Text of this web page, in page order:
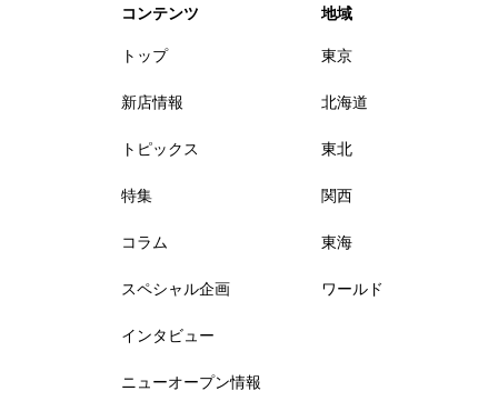
コンテンツ
トップ
新店情報
トピックス
特集
コラム
スペシャル企画
インタビュー
ニューオープン情報
地域
東京
北海道
東北
関西
東海
ワールド